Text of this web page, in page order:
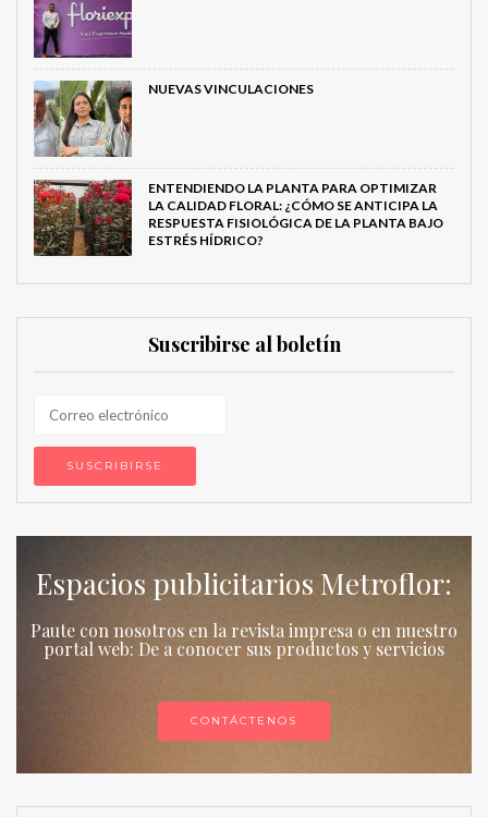
NUEVAS VINCULACIONES
ENTENDIENDO LA PLANTA PARA OPTIMIZAR
LA CALIDAD FLORAL: ¿CÓMO SE ANTICIPA LA
RESPUESTA FISIOLÓGICA DE LA PLANTA BAJO
ESTRÉS HÍDRICO?
Suscribirse al boletín
Espacios publicitarios Metroflor:
Paute con nosotros en la revista impresa o en nuestro
portal web: De a conocer sus productos y servicios
CONTÁCTENOS